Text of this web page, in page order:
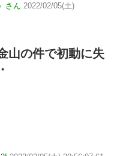
さん 2022/02/05(土)
山の件で初動に失